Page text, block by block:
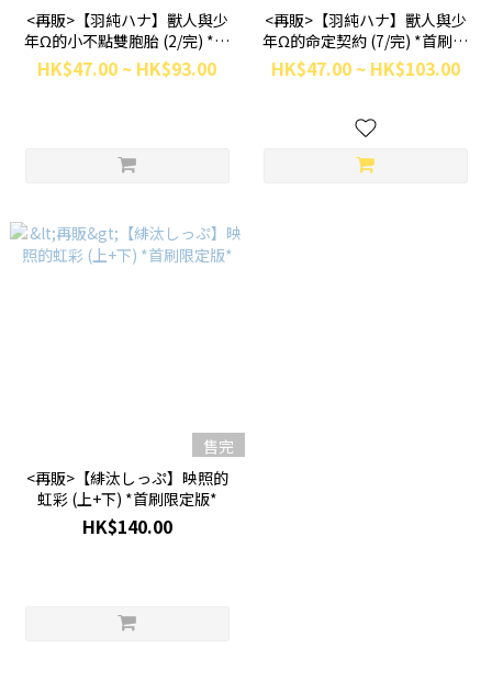
<再販>【羽純ハナ】獸人與少
年Ω的小不點雙胞胎 (2/完) *首
刷限定版*及*普通版*
HK$47.00 ~ HK$93.00
<再販>【羽純ハナ】獸人與少
年Ω的命定契約 (7/完) *首刷限
定版*及*普通版*
HK$47.00 ~ HK$103.00
售完
<再販>【緋汰しっぷ】映照的
虹彩 (上+下) *首刷限定版*
HK$140.00